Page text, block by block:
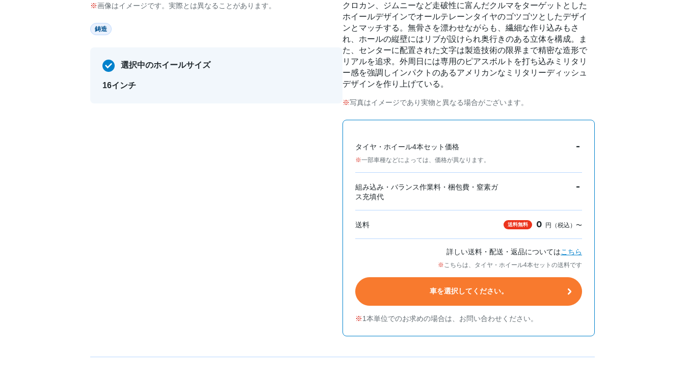
画像はイメージです。実際とは異なることがあります。
鋳造
選択中のホイールサイズ
16インチ
クロカン、ジムニーなど走破性に富んだクルマをターゲットとした
ホイールデザインでオールテレーンタイヤのゴツゴツとしたデザイ
ンとマッチする。無骨さを漂わせながらも、繊細な作り込みもさ
れ、ホールの縦壁にはリブが設けられ奥行きのある立体を構成。ま
た、センターに配置された文字は製造技術の限界まで精密な造形で
リアルを追求。外周日には専用のピアスボルトを打ち込みミリタリ
ー感を強調しインパクトのあるアメリカンなミリタリーディッシュ
デザインを作り上げている。
写真はイメージであり実物と異なる場合がございます。
タイヤ・ホイール4本セット価格
一部車種などによっては、価格が異なります。
-
組み込み・バランス作業料・梱包費・窒素ガ
ス充填代
-
送料 送料無料 0 円（税込）〜
詳しい送料・配送・返品についてはこちら
こちらは、タイヤ・ホイール4本セットの送料です
車を選択してください。
1本単位でのお求めの場合は、お問い合わせください。